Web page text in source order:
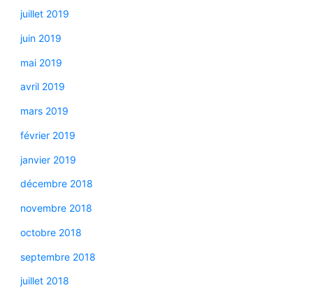
juillet 2019
juin 2019
mai 2019
avril 2019
mars 2019
février 2019
janvier 2019
décembre 2018
novembre 2018
octobre 2018
septembre 2018
juillet 2018